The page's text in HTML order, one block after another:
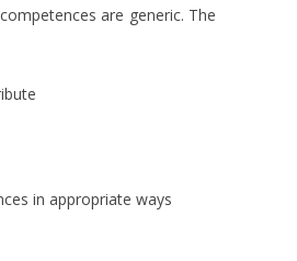
are generic. The
in appropriate ways